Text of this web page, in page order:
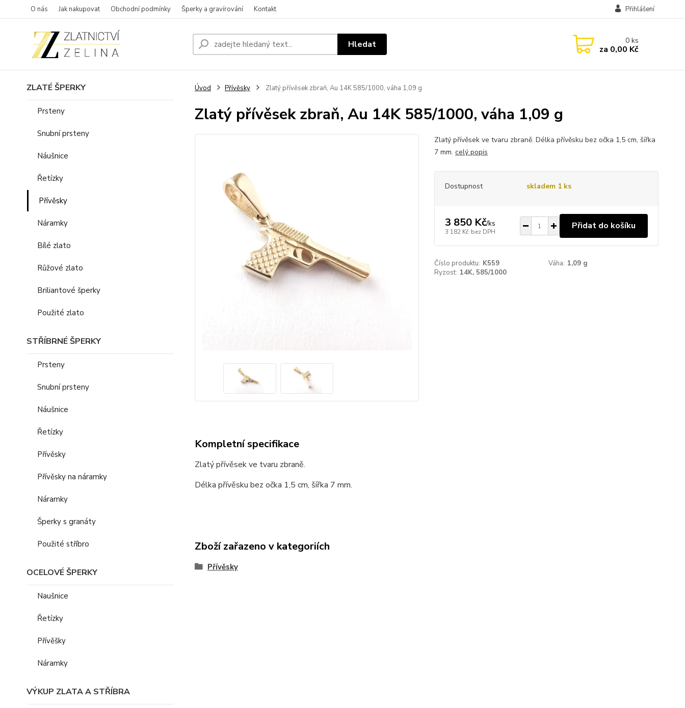
O nás Jak nakupovat Obchodní podmínky Šperky a gravírování Kontakt Přihlášení
Hledat 0ks
za 0,00 Kč
ZLATÉ ŠPERKY
Prsteny
Snubní prsteny
Náušnice
Řetízky
Přívěsky
Náramky
Bílé zlato
Růžové zlato
Briliantové šperky
Použité zlato
STŘÍBRNÉ ŠPERKY
Prsteny
Snubní prsteny
Náušnice
Řetízky
Přívěsky
Přívěsky na náramky
Náramky
Šperky s granáty
Použité stříbro
OCELOVÉ ŠPERKY
Naušnice
Řetízky
Přívěšky
Náramky
VÝKUP ZLATA A STŘÍBRA
Úvod Přívěsky Zlatý přívěsek zbraň, Au 14K 585/1000, váha 1,09 g
Zlatý přívěsek zbraň, Au 14K 585/1000, váha 1,09 g
Zlatý přívěsek ve tvaru zbraně. Délka přívěsku bez očka 1,5 cm, šířka
7 mm. celý popis
Dostupnost skladem 1 ks
3 850 Kč/ks
3 182 Kč bez DPH
Přidat do košíku
Číslo produktu: K559 Váha: 1,09 g
Ryzost: 14K, 585/1000
Kompletní specifikace
Zlatý přívěsek ve tvaru zbraně.
Délka přívěsku bez očka 1,5 cm, šířka 7 mm.
Zboží zařazeno v kategoriích
Přívěsky